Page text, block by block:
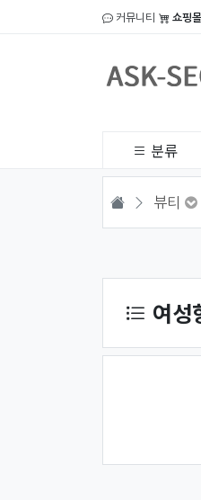
커뮤니티 쇼핑몰
분류
HOME 뷰티
여성